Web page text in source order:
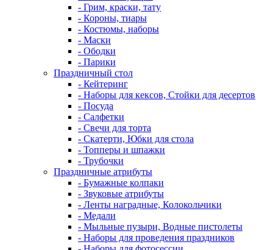
- Грим, краски, тату
- Короны, тиары
- Костюмы, наборы
- Маски
- Ободки
- Парики
Праздничный стол
- Кейтеринг
- Наборы для кексов, Стойки для десертов
- Посуда
- Салфетки
- Свечи для торта
- Скатерти, Юбки для стола
- Топперы и шпажки
- Трубочки
Праздничные атрибуты
- Бумажные колпаки
- Звуковые атрибуты
- Ленты наградные, Колокольчики
- Медали
- Мыльные пузыри, Водные пистолеты
- Наборы для проведения праздников